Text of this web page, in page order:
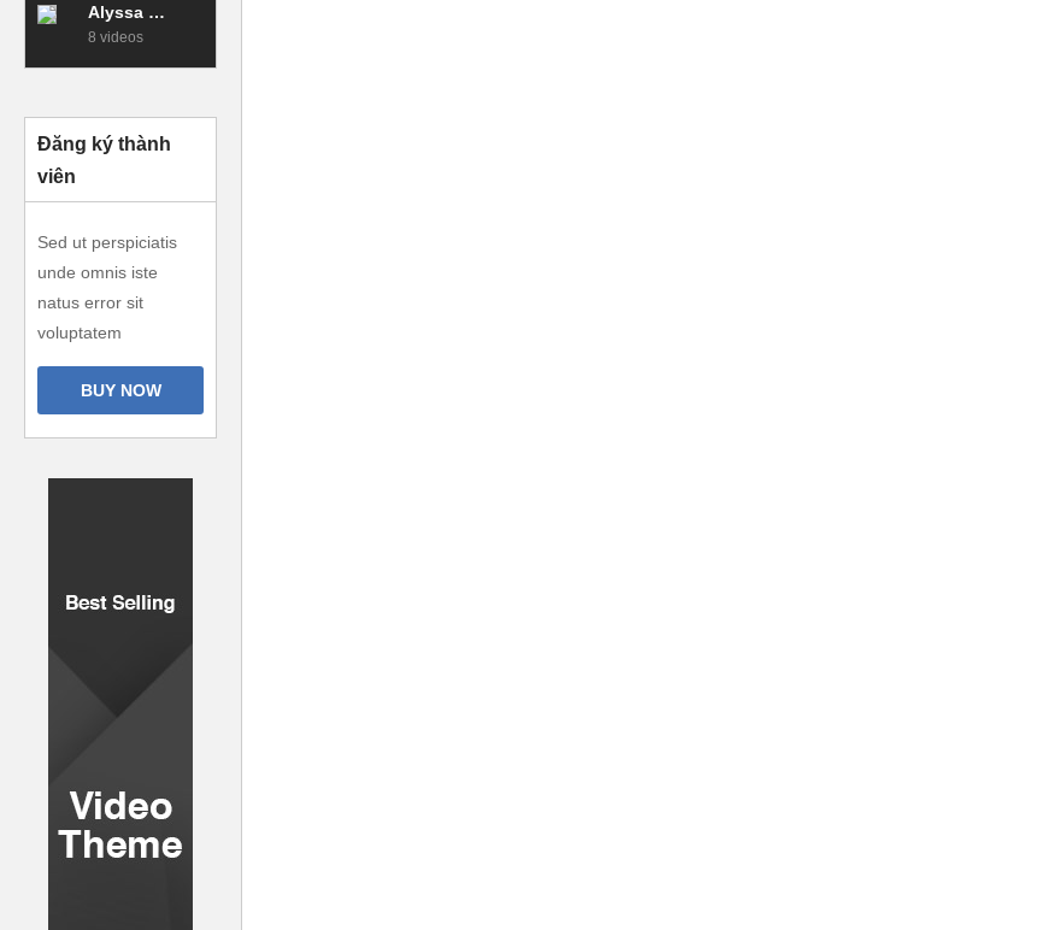
Alyssa Moore
8 videos
Đăng ký thành
viên
Sed ut perspiciatis
unde omnis iste
natus error sit
voluptatem
BUY NOW